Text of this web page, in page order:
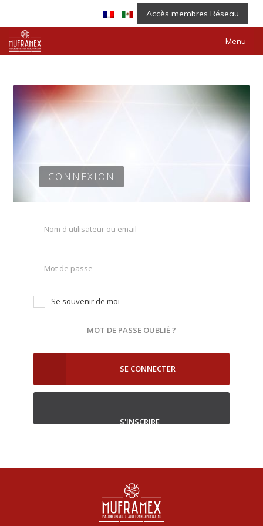
Accès membres Réseau
Menu
CONNEXION
Se souvenir de moi
MOT DE PASSE OUBLIÉ ?
SE CONNECTER
S'INSCRIRE